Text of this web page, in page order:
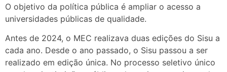
O objetivo da política pública é ampliar o acesso a
universidades públicas de qualidade.
Antes de 2024, o MEC realizava duas edições do Sisu a
cada ano. Desde o ano passado, o Sisu passou a ser
realizado em edição única. No processo seletivo único